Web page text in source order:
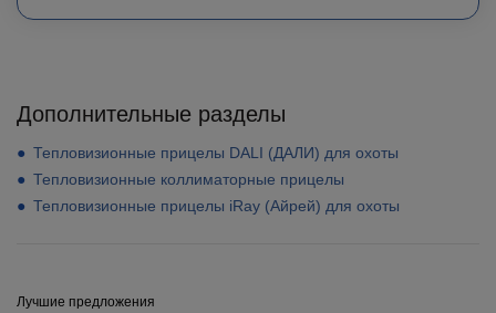
Дополнительные разделы
Тепловизионные прицелы DALI (ДАЛИ) для охоты
Тепловизионные коллиматорные прицелы
Тепловизионные прицелы iRay (Айрей) для охоты
Лучшие предложения